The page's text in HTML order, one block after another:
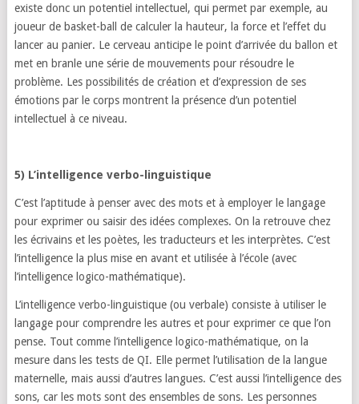
existe donc un potentiel intellectuel, qui permet par exemple, au
joueur de basket-ball de calculer la hauteur, la force et l’effet du
lancer au panier. Le cerveau anticipe le point d’arrivée du ballon et
met en branle une série de mouvements pour résoudre le
problème. Les possibilités de création et d’expression de ses
émotions par le corps montrent la présence d’un potentiel
intellectuel à ce niveau.
5) L’intelligence verbo-linguistique
C’est l’aptitude à penser avec des mots et à employer le langage
pour exprimer ou saisir des idées complexes. On la retrouve chez
les écrivains et les poètes, les traducteurs et les interprètes. C’est
l’intelligence la plus mise en avant et utilisée à l’école (avec
l’intelligence logico-mathématique).
L’intelligence verbo-linguistique (ou verbale) consiste à utiliser le
langage pour comprendre les autres et pour exprimer ce que l’on
pense. Tout comme l’intelligence logico-mathématique, on la
mesure dans les tests de QI. Elle permet l’utilisation de la langue
maternelle, mais aussi d’autres langues. C’est aussi l’intelligence des
sons, car les mots sont des ensembles de sons. Les personnes